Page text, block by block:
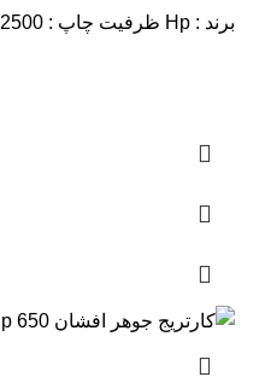
برند : Hp ظرفیت چاپ : 2500 برگ